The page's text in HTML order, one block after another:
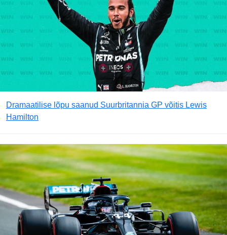
Dramaatilise lõpu saanud Suurbritannia GP võitis Lewis
Hamilton